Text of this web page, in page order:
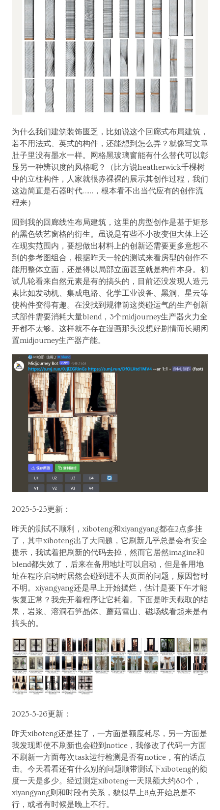
为什么我们建筑装饰匮乏，比如说这个回廊式布局建筑，
若不用法式、英式的构件，还能想到怎么弄？就像写文章
肚子里没有墨水一样。网格黑玻璃窗能有什么替代可以彰
显另一种辨识度的风格呢？（比方说heatherwick千棵树
中的立柱构件，人家就很赤裸裸的展示其创作过程，我们
这边简直是石器时代……，根本看不出当代应有的创作流
程来）
回到我的回廊线性布局建筑，这里的房型创作是基于矩形
的黑色铁艺窗格的衍生。虽说是有些不小改变但大体上还
在现实范围内，要想做出材料上的创新还需要更多意想不
到的参考图组合，根据昨天一轮的测试来看房型的创作不
能用整体立面，还是得以局部立面甚至就是构件本身。初
试几轮看来自然元素是有的搞头的，目前还没发现人造元
素比如发动机、集成电路、化学工业设备、黑洞、星云等
使构件变得有趣。在没找到规律前这类碰运气的生产创新
式部件需要消耗大量blend，3个midjourney生产器火力全
开都不太够。这样就不存在漫画那头没想好剧情而长期闲
置midjourney生产器产能。
2025-5-25更新：
昨天的测试不顺利，xiboteng和xiyangyang都在2点多挂
了，其中xiboteng出了大问题，它刷新几乎总是会有安全
提示，我试着把刷新的代码去掉，然而它居然imagine和
blend都失效了，后来在备用地址可以启动，但是备用地
址在程序启动时居然会碰到进不去页面的问题，原因暂时
不明。xiyangyang还是早上开始摆烂，估计是要下午才能
恢复正常？我先开着程序让它耗着。下面是昨天截取的结
果，岩浆、溶洞石笋晶体、蘑菇雪山、磁场线看起来是有
搞头的。
2025-5-26更新：
昨天xiboteng还是挂了，一方面是额度耗尽，另一方面是
我发现即使不刷新也会碰到notice，我修改了代码一方面
不刷新一方面每次task运行检测是否有notice，有的话点
击。今天看看还有什么别的问题顺带测试下xiboteng的额
度一天是多少。经过测定xiboteng一天限额大约80个，
xiyangyang则和时段有关系，貌似早上8点开始总是不
行，或者有时候是晚上不行。